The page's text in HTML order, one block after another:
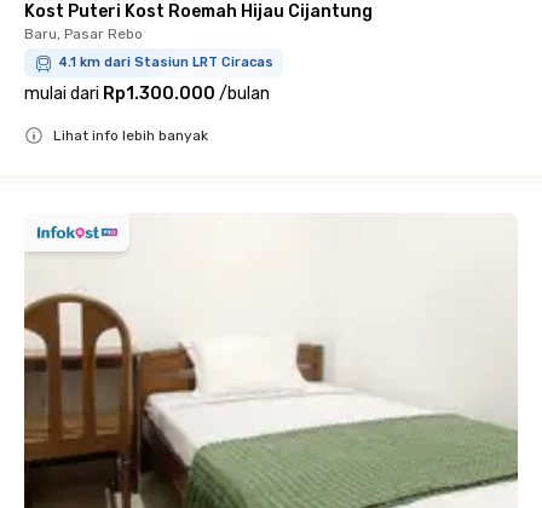
Kost Puteri Kost Roemah Hijau Cijantung
Baru, Pasar Rebo
4.1 km dari Stasiun LRT Ciracas
mulai dari Rp1.300.000 /bulan
Lihat info lebih banyak